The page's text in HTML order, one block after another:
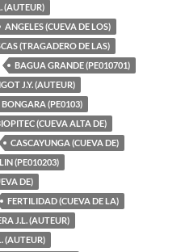
(AUTEUR)
ANGELES (CUEVA DE LOS)
(TRAGADERO DE LAS)
BAGUA GRANDE (PE010701)
J.Y. (AUTEUR)
BONGARA (PE0103)
(CUEVA ALTA DE)
CASCAYUNGA (CUEVA DE)
(PE010203)
DE)
FERTILIDAD (CUEVA DE LA)
J.L. (AUTEUR)
(AUTEUR)